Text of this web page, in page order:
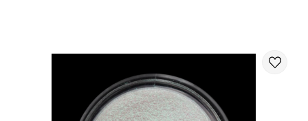
przewoźnika, sklep internetowy nie ponosi
odpowiedzialności za bezpieczeństwo i integralność